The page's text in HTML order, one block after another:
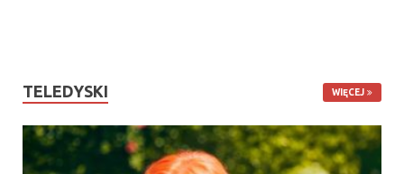
TELEDYSKI WIĘCEJ